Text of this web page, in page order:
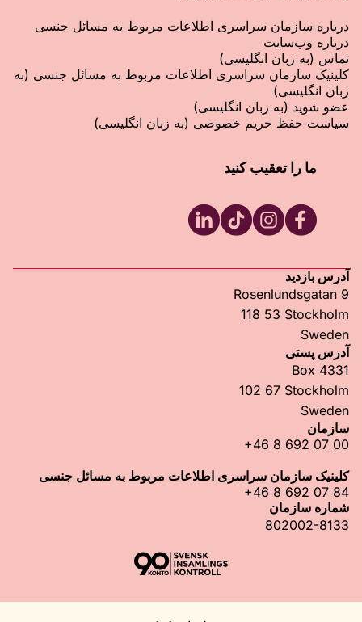
درباره سازمان سراسری اطلاعات مربوط به مسائل جنسی
درباره وب‌‌سایت
تماس (به زبان انگلیسی)
کلینیک سازمان سراسری اطلاعات مربوط به مسائل جنسی (به
زبان انگلیسی)
عضو شوید (به زبان انگلیسی)
سیاست حفظ حریم خصوصی (به زبان انگلیسی)
ما را تعقیب کنید
آدرس بازدید
Rosenlundsgatan 9
118 53 Stockholm
Sweden
آدرس پستی
Box 4331
102 67 Stockholm
Sweden
سازمان
+46 8 692 07 00
کلینیک سازمان سراسری اطلاعات مربوط به مسائل جنسی
+46 8 692 07 84
شماره سازمان
802002-8133